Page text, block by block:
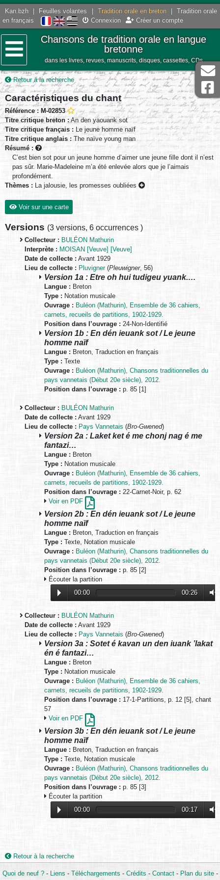
Kan.bzh Feuilles volantes Tradition orale en breton
Tradition orale
en français
Connexion Créer un compte
Menu
Chansons de tradition orale en langue
bretonne
dans les livres, revues, manuscrits, disques, cassettes, CDs
Retour à la recherche
Caractéristiques du chant
Référence : M-02853
Titre critique breton : An den yaouank sot
Titre critique français : Le jeune homme naïf
Titre critique anglais : The naïve young man
Résumé :
C’est bien sot pour un jeune homme d’aimer une jeune fille dont il n’est
pas sûr. Marie-Madeleine m’a été enlevée alors que je l’aimais
profondément.
Thèmes :
La jalousie, les promesses oubliées
Voir sur une carte
Versions (3 versions, 6 occurrences )
Collecteur : BULÉON Mathurin
Interprète : MOISAN [Veuve] [Veuve]
Date de collecte : Avant 1929
Lieu de collecte : Pluvigner(Pleuwigner, 56)
Version 1a : Etre oh hui tudigeu yuank.…
Langue : Breton
Type : Notation musicale
Ouvrage : Buléon (Mathurin), Ensemble de 36 cahiers,
carnets, recueils de partitions, 1902-1929.
Position dans l’ouvrage : 24-Non-Identifié
Version 1b : En dén ieuank sot / Le jeune
homme naïf
Langue : Breton, Traduction en français
Type : Texte
Ouvrage : Buléon (Mathurin), Chansons traditionnelles du
pays vannetais (Début 20e siècle), 2012.
Position dans l’ouvrage : p. 85 [1]
Collecteur : BULÉON Mathurin
Date de collecte : Avant 1929
Lieu de collecte : Pays Vannetais (Bro-Gwened)
Version 2a : Laket ket é me chonj nag é me
fantazi…
Langue : Breton
Type : Notation musicale
Ouvrage : Buléon (Mathurin), Ensemble de 36 cahiers,
carnets, recueils de partitions, 1902-1929.
Position dans l’ouvrage : 22-Carnet-Noir, p. 62
Voir en PDF
Version 2b : En dén ieuank sot / Le jeune
homme naïf
Langue : Breton, Traduction en français
Type : Texte, Notation musicale
Ouvrage : Buléon (Mathurin), Chansons traditionnelles du
pays vannetais (Début 20e siècle), 2012.
Position dans l’ouvrage : p. 85 [2]
Écouter la partition
00:00
00:26
Collecteur : BULÉON Mathurin
Date de collecte : Avant 1929
Lieu de collecte : Pays Vannetais (Bro-Gwened)
Version 3a : Sotet é kavan un den iuank ’lakat
én é fantazi…
Langue : Breton
Type : Notation musicale
Ouvrage : Buléon (Mathurin), Ensemble de 36 cahiers,
carnets, recueils de partitions, 1902-1929.
Position dans l’ouvrage : 17-1-Partitions, p. 12 [5], chant
57
Voir en PDF
Version 3b : En dén ieuank sot / Le jeune
homme naïf
Langue : Breton, Traduction en français
Type : Texte, Notation musicale
Ouvrage : Buléon (Mathurin), Chansons traditionnelles du
pays vannetais (Début 20e siècle), 2012.
Position dans l’ouvrage : p. 85 [3]
Écouter la partition
00:00
00:17
Retour à la recherche
Quoi de neuf ?- Liens - Téléchargements - Crédits - Contact- Plan du site-